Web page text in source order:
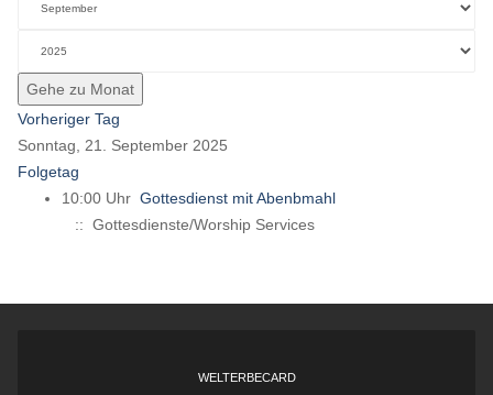
Gehe zu Monat
Vorheriger Tag
Sonntag, 21. September 2025
Folgetag
10:00 Uhr Gottesdienst mit Abenbmahl
:: Gottesdienste/Worship Services
WELTERBECARD